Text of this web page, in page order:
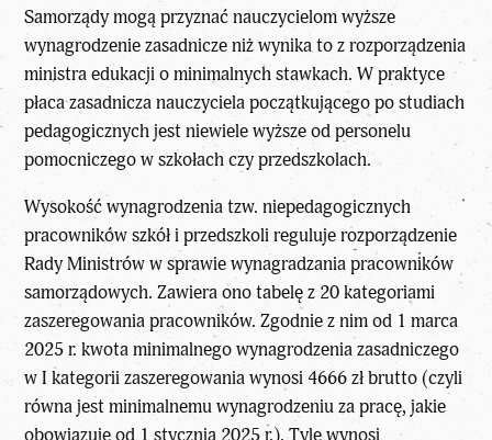
Samorządy mogą przyznać nauczycielom wyższe
wynagrodzenie zasadnicze niż wynika to z rozporządzenia
ministra edukacji o minimalnych stawkach. W praktyce
płaca zasadnicza nauczyciela początkującego po studiach
pedagogicznych jest niewiele wyższe od personelu
pomocniczego w szkołach czy przedszkolach.
Wysokość wynagrodzenia tzw. niepedagogicznych
pracowników szkół i przedszkoli reguluje rozporządzenie
Rady Ministrów w sprawie wynagradzania pracowników
samorządowych. Zawiera ono tabelę z 20 kategoriami
zaszeregowania pracowników. Zgodnie z nim od 1 marca
2025 r. kwota minimalnego wynagrodzenia zasadniczego
w I kategorii zaszeregowania wynosi 4666 zł brutto (czyli
równa jest minimalnemu wynagrodzeniu za pracę, jakie
obowiązuje od 1 stycznia 2025 r.). Tyle wynosi